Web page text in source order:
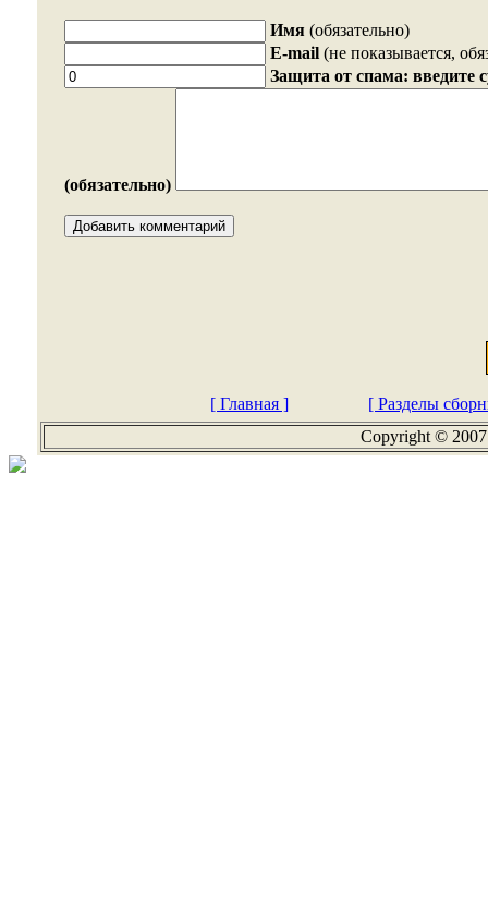
Имя (обязательно)
E-mail (не показывается,
Защита от спама: введите
(обязательно)
[ Главная ]
[ Разделы
Copyright ©